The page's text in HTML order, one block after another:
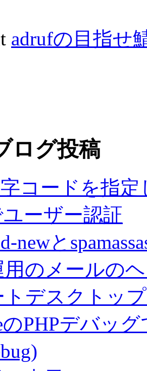
adrufの目指せ
ログ投稿
コードを指
ーザー認証
newと
用のメールの
トデスクトッ
のPHPデバッ